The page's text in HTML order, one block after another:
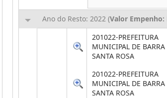
Ano do Resto: 2022 (Valor Empenho:
201022-PREFEITURA
MUNICIPAL DE BARRA
SANTA ROSA
201022-PREFEITURA
MUNICIPAL DE BARRA
SANTA ROSA